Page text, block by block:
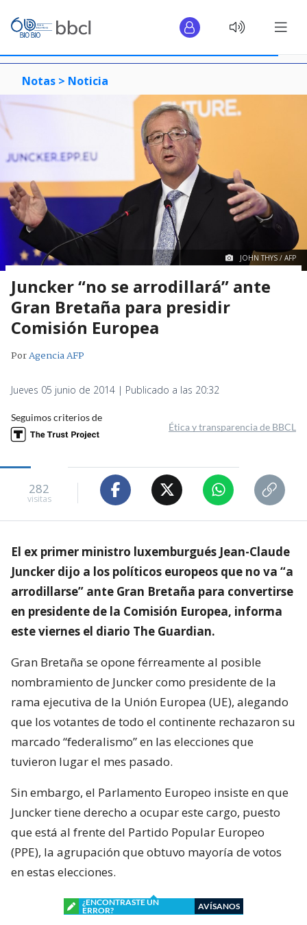
Notas > Noticia
JOHN THYS / AFP
Juncker “no se arrodillará” ante
Gran Bretaña para presidir
Comisión Europea
PorAgencia AFP
Jueves 05 junio de 2014 | Publicado a las 20:32
Seguimos criterios de
Ética y transparencia de BBCL
282
visitas
El ex primer ministro luxemburgués Jean-Claude
Juncker dijo a los políticos europeos que no va “a
arrodillarse” ante Gran Bretaña para convertirse
en presidente de la Comisión Europea, informa
este viernes el diario The Guardian.
Gran Bretaña se opone férreamente al posible
nombramiento de Juncker como presidente de la
rama ejecutiva de la Unión Europea (UE), alegando
que los votantes de todo el continente rechazaron su
marcado “federalismo” en las elecciones que
tuvieron lugar el mes pasado.
Sin embargo, el Parlamento Europeo insiste en que
Juncker tiene derecho a ocupar este cargo, puesto
que está al frente del Partido Popular Europeo
(PPE), la agrupación que obtuvo mayoría de votos
en estas elecciones.
¿ENCONTRASTE UN
ERROR?
AVÍSANOS